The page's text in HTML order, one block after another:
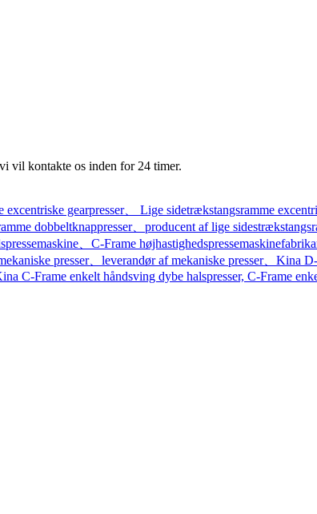
vil kontakte os inden for 24 timer.
gearpresser、 Lige sidetrækstangsramme
dobbeltknappresser、producent af lige
、C-Frame
presser、leverandør af mekaniske presser、Kina
C-Frame enkelt håndsving dybe halspresser, C-Frame